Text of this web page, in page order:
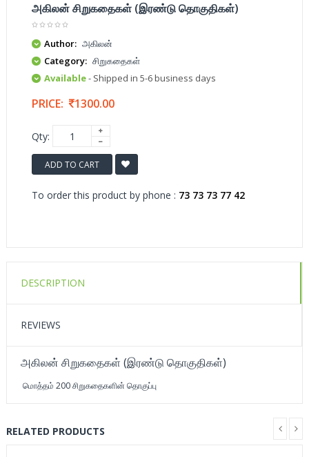
அகிலன் சிறுகதைகள் (இரண்டு தொகுதிகள்)
Author: அகிலன்
Category: சிறுகதைகள்
Available- Shipped in 5-6 business days
PRICE: 1300.00
Qty:
ADD TO CART
To order this product by phone : 73 73 73 77 42
DESCRIPTION
REVIEWS
அகிலன் சிறுகதைகள் (இரண்டு தொகுதிகள்)
மொத்தம் 200 சிறுகதைகளின் தொகுப்பு
RELATED PRODUCTS